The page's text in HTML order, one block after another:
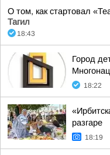
О том, как стартовал
Тагил
18:43
Город
18:22
разгаре
18:19